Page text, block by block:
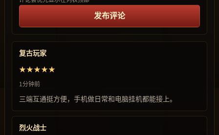
发布评论
复古玩家
★★★★★
1分钟前
三端互通挺方便，手机做日常和电脑挂机都能接上。
烈火战士